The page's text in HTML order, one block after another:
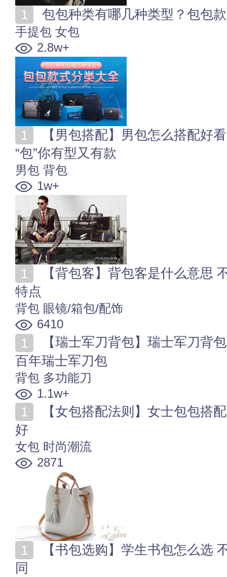
包包种类有哪几种类型？包包
手提包 女包
2.8w+
“包”你有型又有款
男包 背包
1w+
特点
背包 眼镜/箱包/配饰
6410
百年瑞士军刀包
背包 多功能刀
1.1w+
好
女包 时尚潮流
2871
同